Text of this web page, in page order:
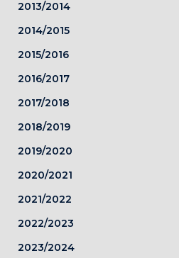
2013/2014
2014/2015
2015/2016
2016/2017
2017/2018
2018/2019
2019/2020
2020/2021
2021/2022
2022/2023
2023/2024